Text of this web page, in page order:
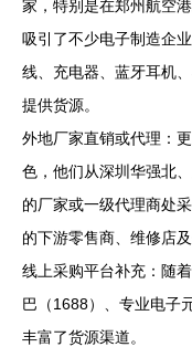
家，特别是在郑州航空
吸引了不少电子制造企
线、充电器、蓝牙耳机
提供货源。
外地厂家直销或代理：
色，他们从深圳华强北
的厂家或一级代理商处
的下游零售商、维修店及
线上采购平台补充：随
巴（1688）、专业电子
丰富了货源渠道。